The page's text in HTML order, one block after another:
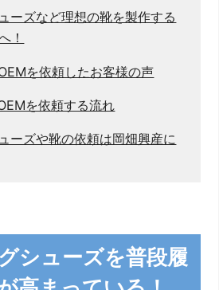
ーズなど理想の靴を製作する
！
を依頼したお客様の声
を依頼する流れ
ーズや靴の依頼は岡畑興産に
シューズを普段履